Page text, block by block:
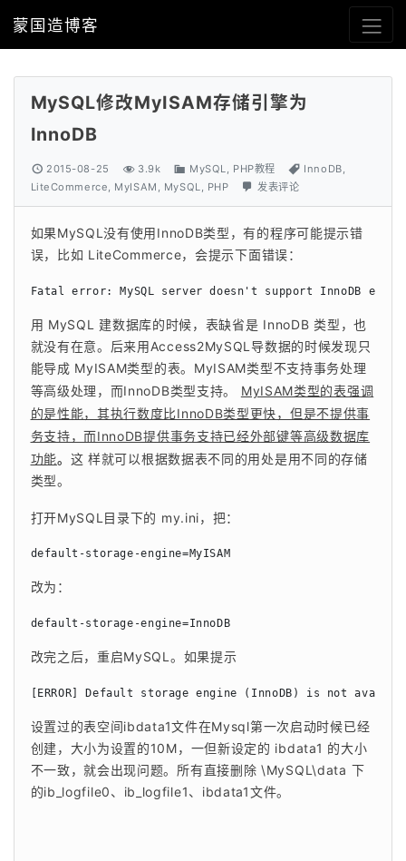
蒙国造博客
MySQL修改MyISAM存储引擎为
InnoDB
2015-08-25 3.9k MySQL, PHP教程 InnoDB,
LiteCommerce, MyISAM , MySQL, PHP 发表评论
如果MySQL没有使用InnoDB类型，有的程序可能提示错
误，比如 LiteCommerce，会提示下面错误：
Fatal error: MySQL server doesn't support InnoDB
用 MySQL 建数据库的时候，表缺省是 InnoDB 类型，也
就没有在意。后来用Access2MySQL导数据的时候发现只
能导成 MyISAM类型的表。MyISAM类型不支持事务处理
等高级处理，而InnoDB类型支持。 MyISAM类型的表强调
的是性能，其执行数度比InnoDB类型更快，但是不提供事
务支持，而InnoDB提供事务支持已经外部键等高级数据库
功能。 这 样就可以根据数据表不同的用处是用不同的存储
类型。
打开MySQL目录下的 my.ini，把：
default-storage-engine=MyISAM
改为：
default-storage-engine=InnoDB
改完之后，重启MySQL。如果提示
[ERROR] Default storage engine (InnoDB) is not
设置过的表空间ibdata1文件在Mysql第一次启动时候已经
创建，大小为设置的10M，一但新设定的 ibdata1 的大小
不一致，就会出现问题。所有直接删除 \MySQL\data 下
的ib_logfile0、ib_logfile1、ibdata1文件。